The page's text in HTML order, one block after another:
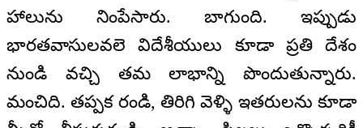
హాలును నింపేసారు. బాగుంది. ఇప్పుడు
భారతవాసులవలె విదేశీయులు కూడా ప్రతి దేశం
నుండి వచ్చి తమ లాభాన్ని పొందుతున్నారు.
మంచిది. తప్పక రండి, తిరిగి వెళ్ళి ఇతరులను కూడా